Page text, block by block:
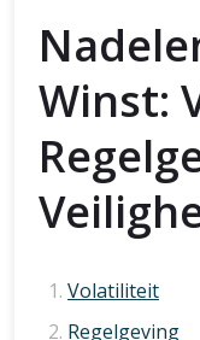
Winst:
Volatiliteit
Regelgeving